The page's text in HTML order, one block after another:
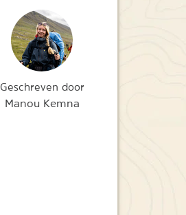
Geschreven door
Manou Kemna